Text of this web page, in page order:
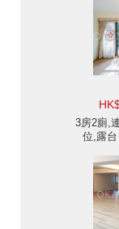
3房2廁,
位,露